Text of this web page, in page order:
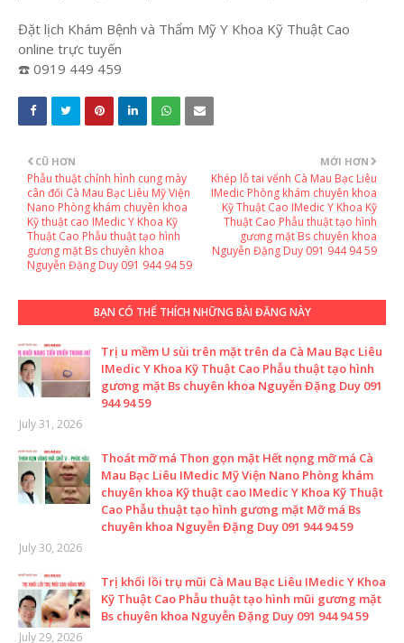
Đặt lịch Khám Bệnh và Thẩm Mỹ Y Khoa Kỹ Thuật Cao
online trực tuyến
☎️ 0919 449 459
MỚI HƠN
Khép lỗ tai vểnh Cà Mau Bạc Liêu
IMedic Phòng khám chuyên khoa
Kỹ Thuật Cao IMedic Y Khoa Kỹ
Thuật Cao Phẫu thuật tạo hình
gương mặt Bs chuyên khoa
Nguyễn Đặng Duy 091 944 94 59
CŨ HƠN
Phẫu thuật chỉnh hình cung mày
cân đối Cà Mau Bạc Liêu Mỹ Viện
Nano Phòng khám chuyên khoa
Kỹ thuật cao IMedic Y Khoa Kỹ
Thuật Cao Phẫu thuật tạo hình
gương mặt Bs chuyên khoa
Nguyễn Đặng Duy 091 944 94 59
BẠN CÓ THỂ THÍCH NHỮNG BÀI ĐĂNG NÀY
Trị u mềm U sùi trên mặt trên da Cà Mau Bạc Liêu
IMedic Y Khoa Kỹ Thuật Cao Phẫu thuật tạo hình
gương mặt Bs chuyên khoa Nguyễn Đặng Duy 091
944 94 59
July 31, 2026
Thoát mỡ má Thon gọn mặt Hết nọng mỡ má Cà
Mau Bạc Liêu IMedic Mỹ Viện Nano Phòng khám
chuyên khoa Kỹ thuật cao IMedic Y Khoa Kỹ Thuật
Cao Phẫu thuật tạo hình gương mặt Mỡ má Bs
chuyên khoa Nguyễn Đặng Duy 091 944 94 59
July 30, 2026
Trị khối lồi trụ mũi Cà Mau Bạc Liêu IMedic Y Khoa
Kỹ Thuật Cao Phẫu thuật tạo hình mũi gương mặt
Bs chuyên khoa Nguyễn Đặng Duy 091 944 94 59
July 29, 2026